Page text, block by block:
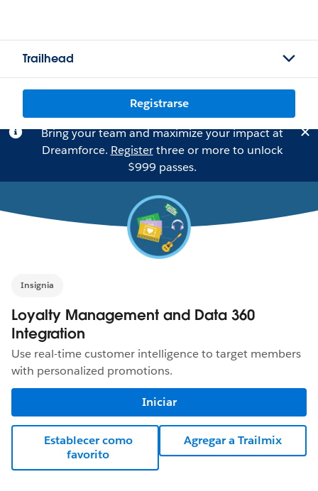
Trailhead
Registrarse
Bring your team and maximize your impact at
Dreamforce. Registerthree or more to unlock
$999 passes.
Insignia
Loyalty Management and Data 360
Integration
Use real-time customer intelligence to target members
with personalized promotions.
Iniciar
Establecer como
favorito
Agregar a Trailmix